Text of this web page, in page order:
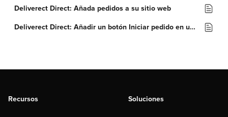
Deliverect Direct: Añada pedidos a su sitio web
Deliverect Direct: Añadir un botón Iniciar pedido en una página de Facebook
Recursos Soluciones